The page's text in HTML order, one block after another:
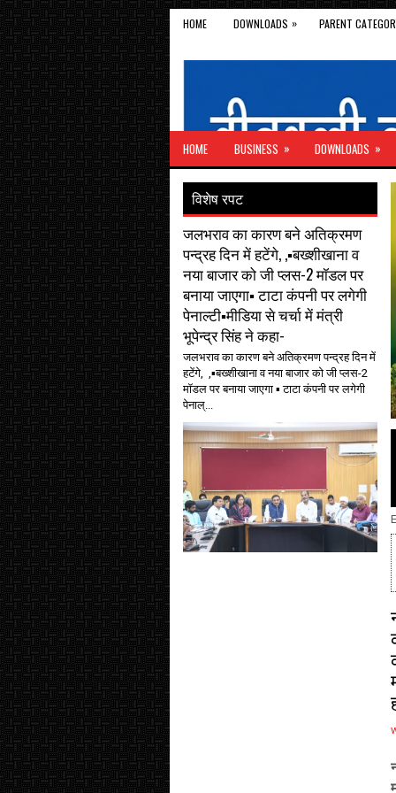
HOME DOWNLOADS » PARENT
HOME BUSINESS » DOWNLOADS »
विशेष रपट
जलभराव का कारण बने अतिक्रमण
पन्द्रह दिन में हटेंगे, ,▪️बख्शीखाना व
नया बाजार को जी प्लस-2 मॉडल पर
बनाया जाएगा▪️ टाटा कंपनी पर लगेगी
पेनाल्टी▪️मीडिया से चर्चा में मंत्री
भूपेन्द्र सिंह ने कहा-
जलभराव का कारण बने अतिक्रमण पन्द्रह दिन में
हटेंगे, ,▪️बख्शीखाना व नया बाजार को जी प्लस-2
मॉडल पर बनाया जाएगा ▪️ टाटा कंपनी पर लगेगी
पेनाल्...